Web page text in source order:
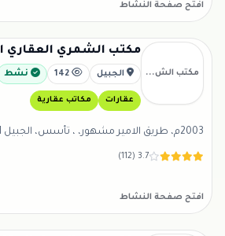
افتح صفحة النشاط
مكتب الش... الجبيل نشط
عقارات مكاتب عقارية
2003م، طريق الامير مشهور، ، تأسس، الجبيل 31951
3.7 (112)
افتح صفحة النشاط